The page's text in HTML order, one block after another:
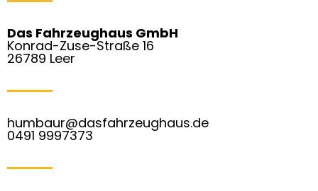
Das Fahrzeughaus GmbH
Konrad-Zuse-Straße 16
26789 Leer
humbaur@dasfahrzeughaus.de
0491 9997373